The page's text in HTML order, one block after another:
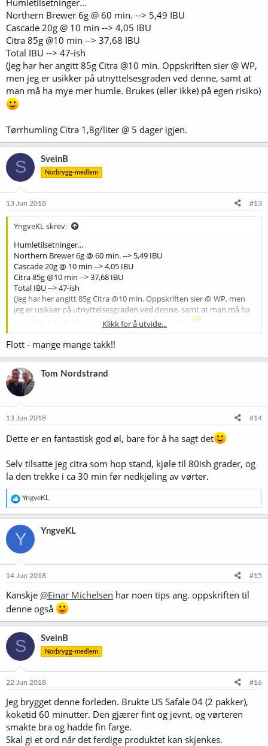
Northern Brewer 6g @ 60 min. --> 5,49 IBU
Cascade 20g @ 10 min --> 4,05 IBU
Citra 85g @10 min --> 37,68 IBU
Total IBU --> 47-ish
(Jeg har her angitt 85g Citra @10 min. Oppskriften sier @ WP,
men jeg er usikker på utnyttelsesgraden ved denne, samt at
man må ha mye mer humle. Brukes (eller ikke) på egen risiko)
Tørrhumling Citra 1,8g/liter @ 5 dager igjen.
S SveinB
Norbrygg-medlem
13 Jun 2018 #13
YngveKL skrev:
Humletilsetninger...
Northern Brewer 6g @ 60 min. --> 5,49 IBU
Cascade 20g @ 10 min --> 4,05 IBU
Citra 85g @10 min --> 37,68 IBU
Total IBU --> 47-ish
(Jeg har her angitt 85g Citra @10 min. Oppskriften sier @ WP, men
jeg er usikker på utnyttelsesgraden ved denne, samt at man må ha
mye mer humle. Brukes (eller ikke) på egen risiko)
Tørrhumling Citra 1,8g/liter @ 5 dager igjen.
Klikk for å utvide...
Flott - mange mange takk!!
Tom Nordstrand
13 Jun 2018 #14
Dette er en fantastisk god øl, bare for å ha sagt det
Selv tilsatte jeg citra som hop stand, kjøle til 80ish grader, og
la den trekke i ca 30 min før nedkjøling av vørter.
R
e
a
k
s
o
e
:
YngveKL
Y YngveKL
14 Jun 2018 #15
Kanskje @Einar Michelsen har noen tips ang. oppskriften til
denne også
S SveinB
Norbrygg-medlem
22 Jun 2018 #16
Jeg brygget denne forleden. Brukte US Safale 04 (2 pakker),
koketid 60 minutter. Den gjærer fint og jevnt, og vørteren
smakte bra og hadde fin farge.
Skal gi et ord når det ferdige produktet kan skjenkes.